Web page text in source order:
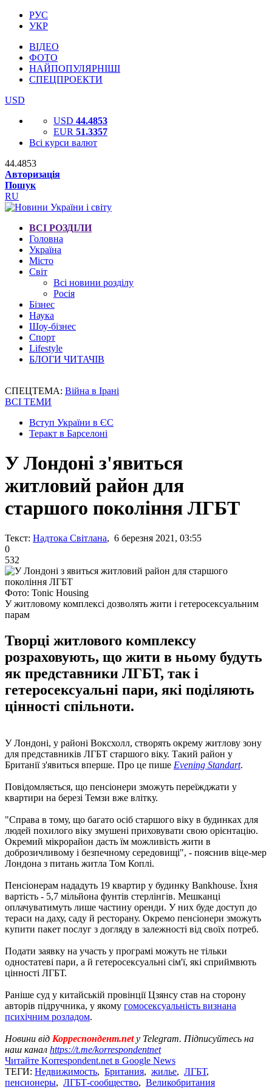
РУС
УКР
ВІДЕО
ФОТО
НАЙПОПУЛЯРНІШІ
СПЕЦПРОЕКТИ
USD
USD 44.4853
EUR 51.3357
Всі курси валют
44.4853
Авторизація
Пошук
RU
ВСІ РОЗДІЛИ
Головна
Україна
Місто
Світ
Всі новини розділу
Росія
Бізнес
Наука
Шоу-бізнес
Спорт
Lifestyle
БЛОГИ ЧИТАЧІВ
СПЕЦТЕМА: Війна в Ірані
ВСІ ТЕМИ
Вступ України в ЄС
Теракт в Барселоні
У Лондоні з'явиться
житловий район для
старшого покоління ЛГБТ
Текст: Надтока Світлана, 6 березня 2021, 03:55
0
532
Фото: Tonic Housing
У житловому комплексі дозволять жити і гетеросексуальним
парам
Творці житлового комплексу
розраховують, що жити в ньому будуть
як представники ЛГБТ, так і
гетеросексуальні пари, які поділяють
цінності спільноти.
У Лондоні, у районі Воксхолл, створять окрему житлову зону
для представників ЛГБТ старшого віку. Такий район у
Британії з'явиться вперше. Про це пише Evening Standart.
Повідомляється, що пенсіонери зможуть переїжджати у
квартири на березі Темзи вже влітку.
"Справа в тому, що багато осіб старшого віку в будинках для
людей похилого віку змушені приховувати свою орієнтацію.
Окремий мікрорайон дасть їм можливість жити в
доброзичливому і безпечному середовищі", - пояснив віце-мер
Лондона з питань житла Том Коплі.
Пенсіонерам нададуть 19 квартир у будинку Bankhouse. Їхня
вартість - 5,7 мільйона фунтів стерлінгів. Мешканці
оплачуватимуть лише частину оренди. У них буде доступ до
тераси на даху, саду й ресторану. Окремо пенсіонери зможуть
купити пакет послуг з догляду в залежності від своїх потреб.
Подати заявку на участь у програмі можуть не тільки
одностатеві пари, а й гетеросексуальні сім'ї, які сприймвють
цінності ЛГБТ.
Раніше суд у китайській провінції Цзянсу став на сторону
авторів підручника, у якому гомосексуальність визнана
психічним розладом.
Новини від Корреспондент.netу Telegram. Підписуйтесь на
наш канал https://t.me/korrespondentnet
Читайте Korrespondent.net в Google News
ТЕГИ: Недвижимость, Британия, жилье, ЛГБТ,
пенсионеры, ЛГБТ-сообщество, Великобритания